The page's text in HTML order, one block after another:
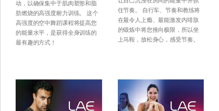
动，以确保集中于肌肉塑形和脂
肪燃烧的高强度耐力训练。 这个
高强度的空中舞蹈课程将提高您
的能量水平，是获得全身训练的
最有趣的方式！
住节奏。 自行车、节奏和教练将
在最令人上瘾、最能激发内啡肽
的锻炼中将您推向极限，所以坐
上马鞍，放松身心，感受节奏。